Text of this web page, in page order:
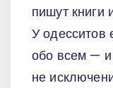
пишут
У одесситов
обо всем —
не